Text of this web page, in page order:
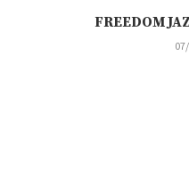
FREEDOM